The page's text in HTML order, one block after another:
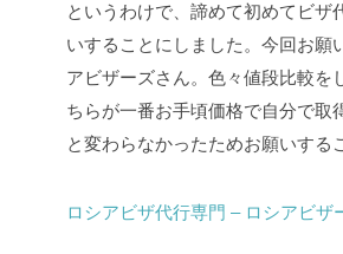
というわけで、諦めて初めてビザ
いすることにしました。今回お願
アビザーズさん。色々値段比較を
ちらが一番お手頃価格で自分で取
と変わらなかったためお願いする
ロシアビザ代行専門 – ロシアビザ